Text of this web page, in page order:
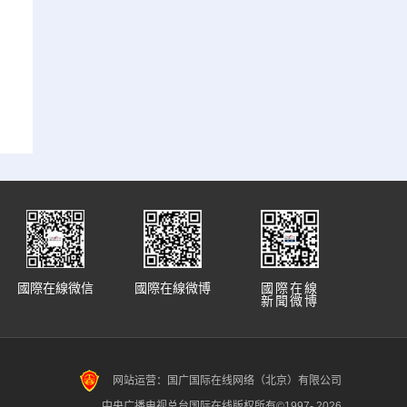
國際在線
新聞微博
國際在線微博
國際在線微信
网站运营：国广国际在线网络（北京）有限公司